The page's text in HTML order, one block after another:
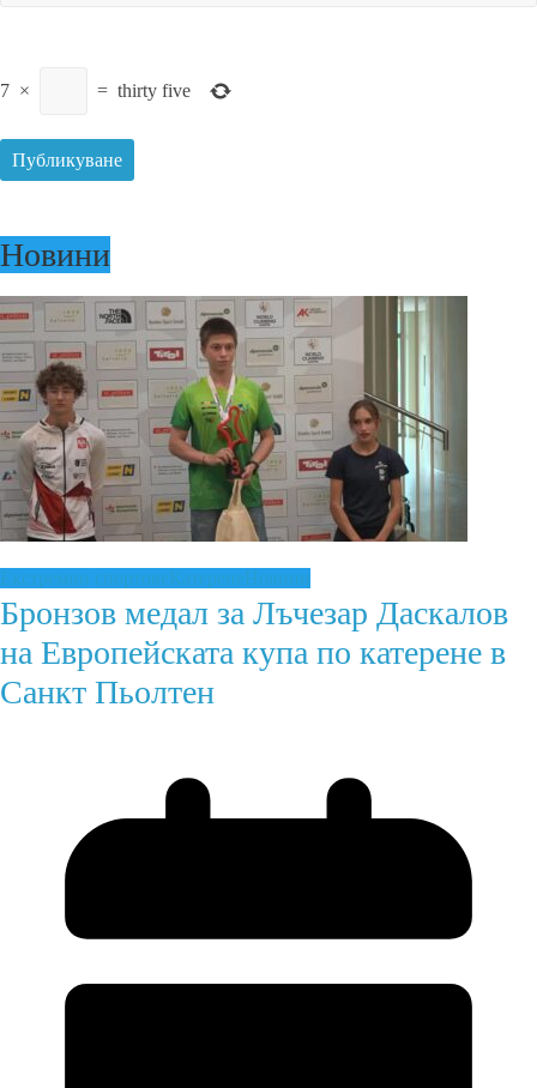
7 × = thirty five
Новини
Екстремни спортовеКатеренеНовини
Бронзов медал за Лъчезар Даскалов
на Европейската купа по катерене в
Санкт Пьолтен